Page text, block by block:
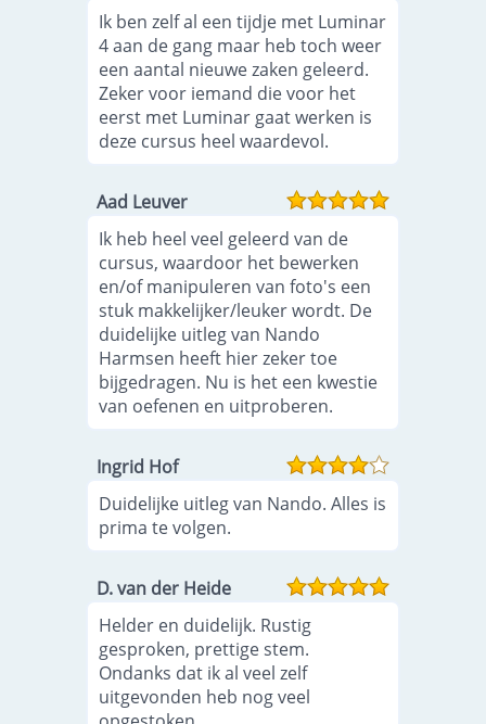
Ik ben zelf al een tijdje met Luminar
4 aan de gang maar heb toch weer
een aantal nieuwe zaken geleerd.
Zeker voor iemand die voor het
eerst met Luminar gaat werken is
deze cursus heel waardevol.
Aad Leuver
Ik heb heel veel geleerd van de
cursus, waardoor het bewerken
en/of manipuleren van foto's een
stuk makkelijker/leuker wordt. De
duidelijke uitleg van Nando
Harmsen heeft hier zeker toe
bijgedragen. Nu is het een kwestie
van oefenen en uitproberen.
Ingrid Hof
Duidelijke uitleg van Nando. Alles is
prima te volgen.
D. van der Heide
Helder en duidelijk. Rustig
gesproken, prettige stem.
Ondanks dat ik al veel zelf
uitgevonden heb nog veel